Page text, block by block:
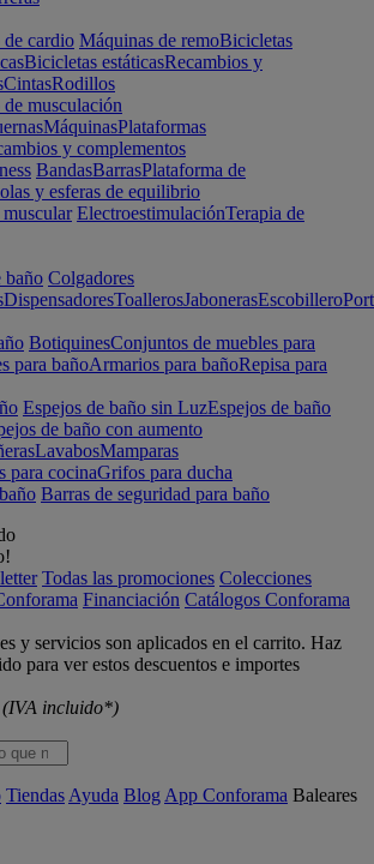
cardio Máquinas de remoBicicletas
Bicicletas estáticasRecambios y
CintasRodillos
musculación
MáquinasPlataformas
y complementos
BandasBarrasPlataforma de
y esferas de equilibrio
ElectroestimulaciónTerapia de
baño Colgadores
DispensadoresToallerosJabonerasEscobillero
BotiquinesConjuntos de muebles para
para bañoArmarios para bañoRepisa para
Espejos de baño sin LuzEspejos de baño
de baño con aumento
LavabosMamparas
para cocinaGrifos para ducha
Barras de seguridad para baño
Todas las promociones Colecciones
Financiación Catálogos Conforama
y servicios son aplicados en el carrito. Haz
para ver estos descuentos e importes
(IVA incluido*)
Tiendas Ayuda Blog App Conforama Baleares